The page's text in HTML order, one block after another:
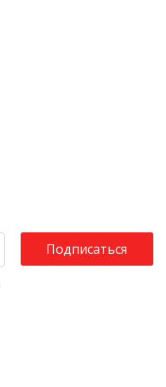
Подписаться